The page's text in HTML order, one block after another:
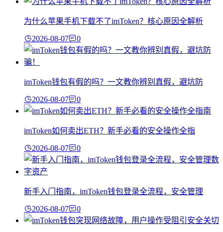
为什么苹果手机下载不了imToken？核心原因全解析
2026-08-07 0
imToken钱包有假的吗？一文教你辨别真假，避坑防
2026-08-07 0
imToken如何卖出ETH？新手必看的安全操作全指
2026-08-07 0
新手入门指南，imToken钱包登录全流程，安全管理
2026-08-07 0